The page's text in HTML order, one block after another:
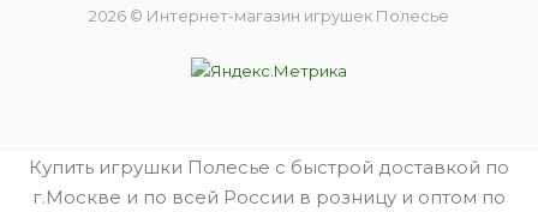
2026 © Интернет-магазин игрушек Полесье
Купить игрушки Полесье с быстрой доставкой по
г.Москве и по всей России в розницу и оптом по